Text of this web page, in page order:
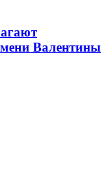
Валентины